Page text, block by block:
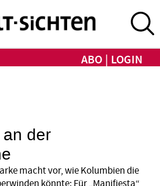
ABO LOGIN
der
macht vor, wie Kolumbien die